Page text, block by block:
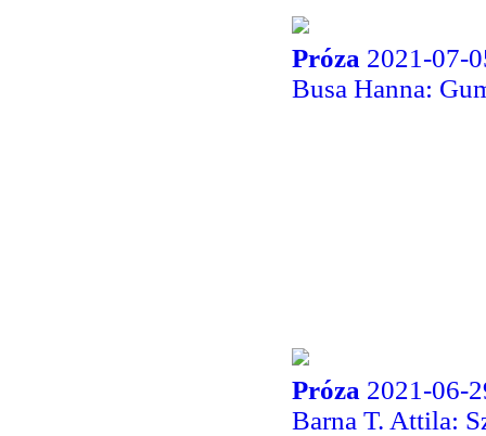
Próza 2021-07-
Busa Hanna:
Próza 2021-06-
Barna T. Attila: